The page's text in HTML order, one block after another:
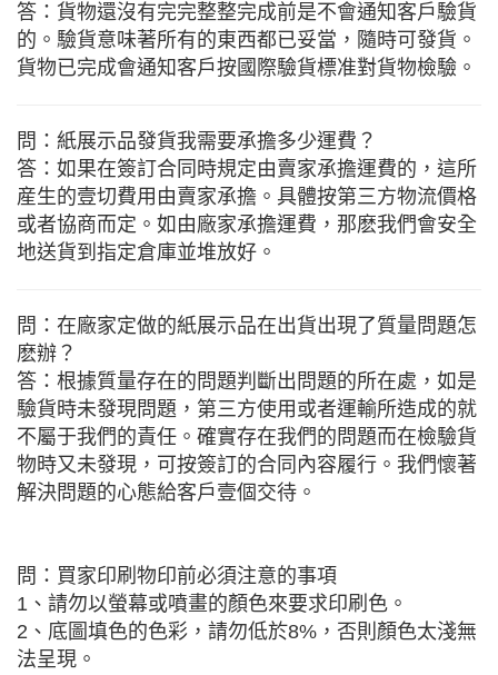
答：貨物還沒有完完整整完成前是不會通知客戶驗貨
的。驗貨意味著所有的東西都已妥當，隨時可發貨。
貨物已完成會通知客戶按國際驗貨標准對貨物檢驗。
問：紙展示品發貨我需要承擔多少運費？
答：如果在簽訂合同時規定由賣家承擔運費的，這所
産生的壹切費用由賣家承擔。具體按第三方物流價格
或者協商而定。如由廠家承擔運費，那麽我們會安全
地送貨到指定倉庫並堆放好。
問：在廠家定做的紙展示品在出貨出現了質量問題怎
麽辦？
答：根據質量存在的問題判斷出問題的所在處，如是
驗貨時未發現問題，第三方使用或者運輸所造成的就
不屬于我們的責任。確實存在我們的問題而在檢驗貨
物時又未發現，可按簽訂的合同內容履行。我們懷著
解決問題的心態給客戶壹個交待。
問：買家印刷物印前必須注意的事項
1、請勿以螢幕或噴畫的顏色來要求印刷色。
2、底圖填色的色彩，請勿低於8%，否則顏色太淺無
法呈現。